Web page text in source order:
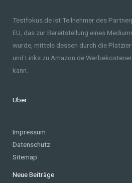
Testfokus.de ist Teilnehmer des
EU, das zur Bereitstellung eines
wurde, mittels dessen durch die
und Links zu Amazon.de
kann.
Über
Impressum
Datenschutz
Sitemap
Neue Beiträge